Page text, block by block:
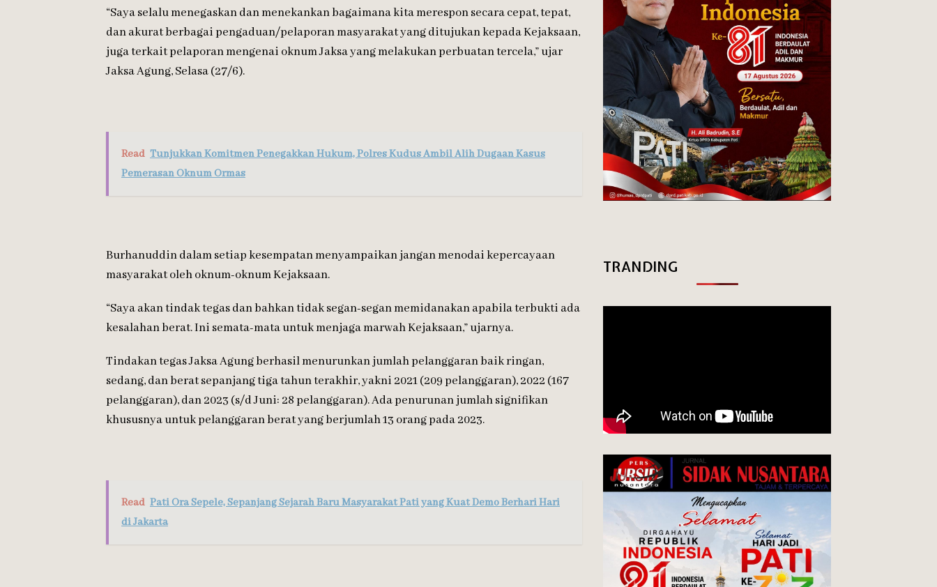
“Saya selalu menegaskan dan menekankan bagaimana kita merespon secara cepat, tepat,
dan akurat berbagai pengaduan/pelaporan masyarakat yang ditujukan kepada Kejaksaan,
juga terkait pelaporan mengenai oknum Jaksa yang melakukan perbuatan tercela,” ujar
Jaksa Agung, Selasa (27/6).
Read Tunjukkan Komitmen Penegakkan Hukum, Polres Kudus Ambil Alih Dugaan Kasus
Pemerasan Oknum Ormas
Burhanuddin dalam setiap kesempatan menyampaikan jangan menodai kepercayaan
masyarakat oleh oknum-oknum Kejaksaan.
“Saya akan tindak tegas dan bahkan tidak segan-segan memidanakan apabila terbukti ada
kesalahan berat. Ini semata-mata untuk menjaga marwah Kejaksaan,” ujarnya.
Tindakan tegas Jaksa Agung berhasil menurunkan jumlah pelanggaran baik ringan,
sedang, dan berat sepanjang tiga tahun terakhir, yakni 2021 (209 pelanggaran), 2022 (167
pelanggaran), dan 2023 (s/d Juni: 28 pelanggaran). Ada penurunan jumlah signifikan
khususnya untuk pelanggaran berat yang berjumlah 13 orang pada 2023.
Read Pati Ora Sepele, Sepanjang Sejarah Baru Masyarakat Pati yang Kuat Demo Berhari Hari
di Jakarta
TRANDING